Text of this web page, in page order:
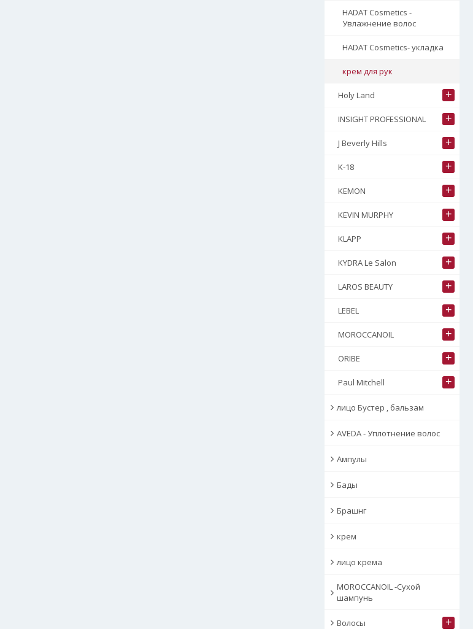
HADAT Cosmetics -
Увлажнение волос
HADAT Cosmetics- укладка
крем для рук
Holy Land +
INSIGHT PROFESSIONAL +
J Beverly Hills +
K-18 +
KEMON +
KEVIN MURPHY +
KLAPP +
KYDRA Le Salon +
LAROS BEAUTY +
LEBEL +
MOROCCANOIL +
ORIBE +
Paul Mitchell +
лицо Бустер , бальзам
AVEDA - Уплотнение волос
Ампулы
Бады
Брашнг
крем
лицо крема
MOROCCANOIL -Сухой
шампунь
Волосы +